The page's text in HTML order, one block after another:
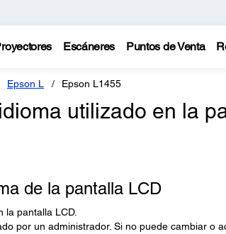
Escáneres Puntos de Venta
Epson L Epson L1455
utilizado en la
de la pantalla LCD
la pantalla LCD.
por un administrador. Si no puede cambiar o